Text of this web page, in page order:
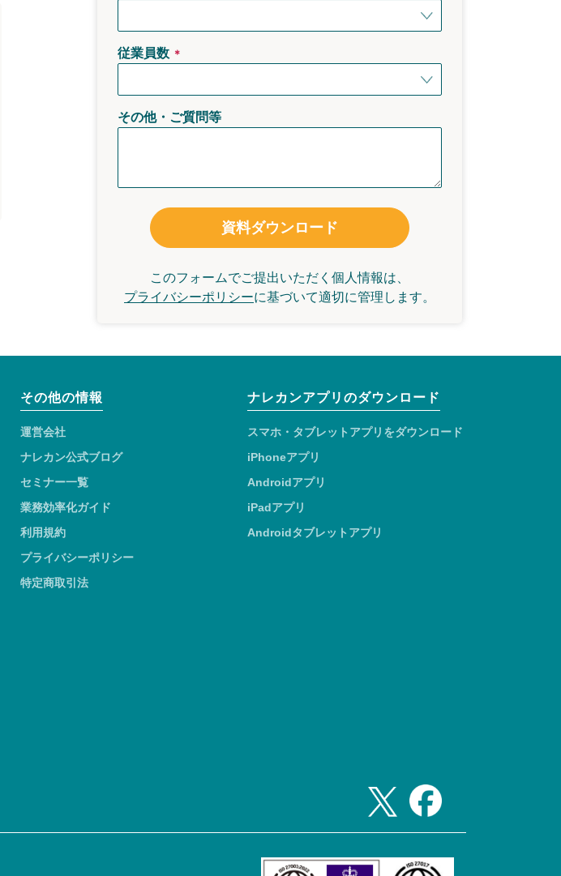
従業員数 ＊
その他・ご質問等
資料ダウンロード
このフォームでご提出いただく個人情報は、
プライバシーポリシーに基づいて適切に管理します。
その他の情報
運営会社
ナレカン公式ブログ
セミナー一覧
業務効率化ガイド
利用規約
プライバシーポリシー
特定商取引法
ナレカンアプリのダウンロード
スマホ・タブレットアプリをダウンロード
iPhoneアプリ
Androidアプリ
iPadアプリ
Androidタブレットアプリ